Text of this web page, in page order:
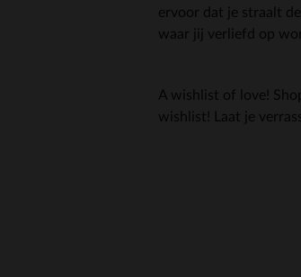
ervoor dat je straalt
waar jij verliefd op
A wishlist of love!
wishlist! Laat je